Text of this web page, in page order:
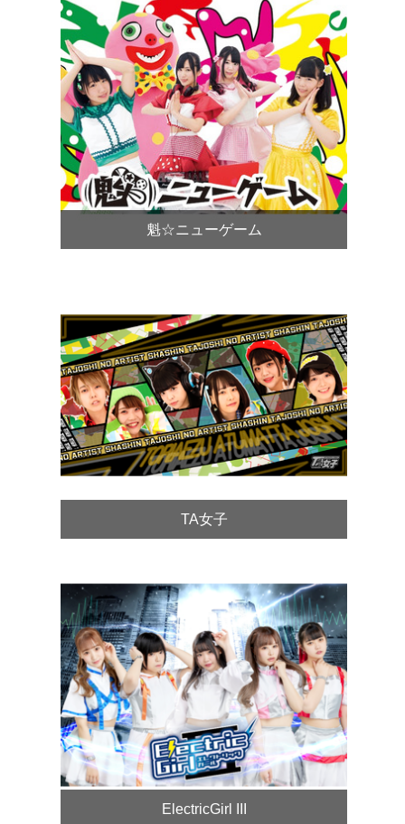
魁☆ニューゲーム
TA女子
ElectricGirl III